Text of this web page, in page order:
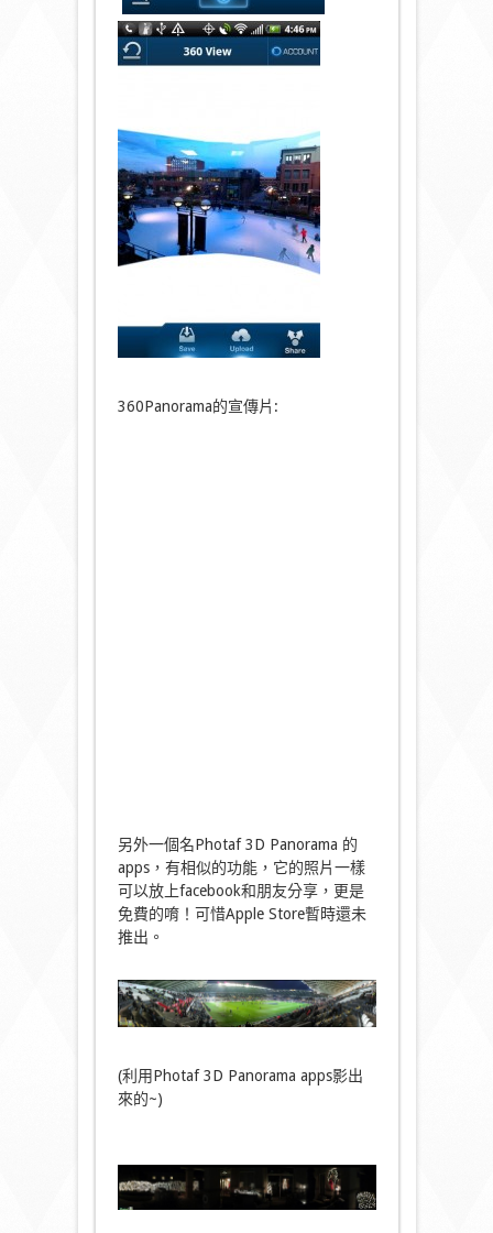
360Panorama的宣傳片:
另外一個名Photaf 3D Panorama 的
apps，有相似的功能，它的照片一樣
可以放上facebook和朋友分享，更是
免費的唷！可惜Apple Store暫時還未
推出。
(利用Photaf 3D Panorama apps影出
來的~)